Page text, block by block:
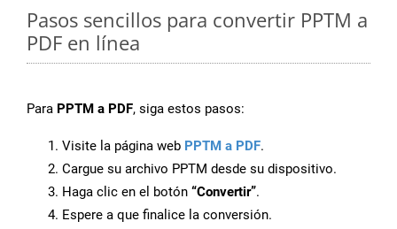
Pasos sencillos para convertir PPTM a
PDF en línea
Para PPTM a PDF, siga estos pasos:
Visite la página web PPTM a PDF.
Cargue su archivo PPTM desde su dispositivo.
Haga clic en el botón “Convertir”.
Espere a que finalice la conversión.